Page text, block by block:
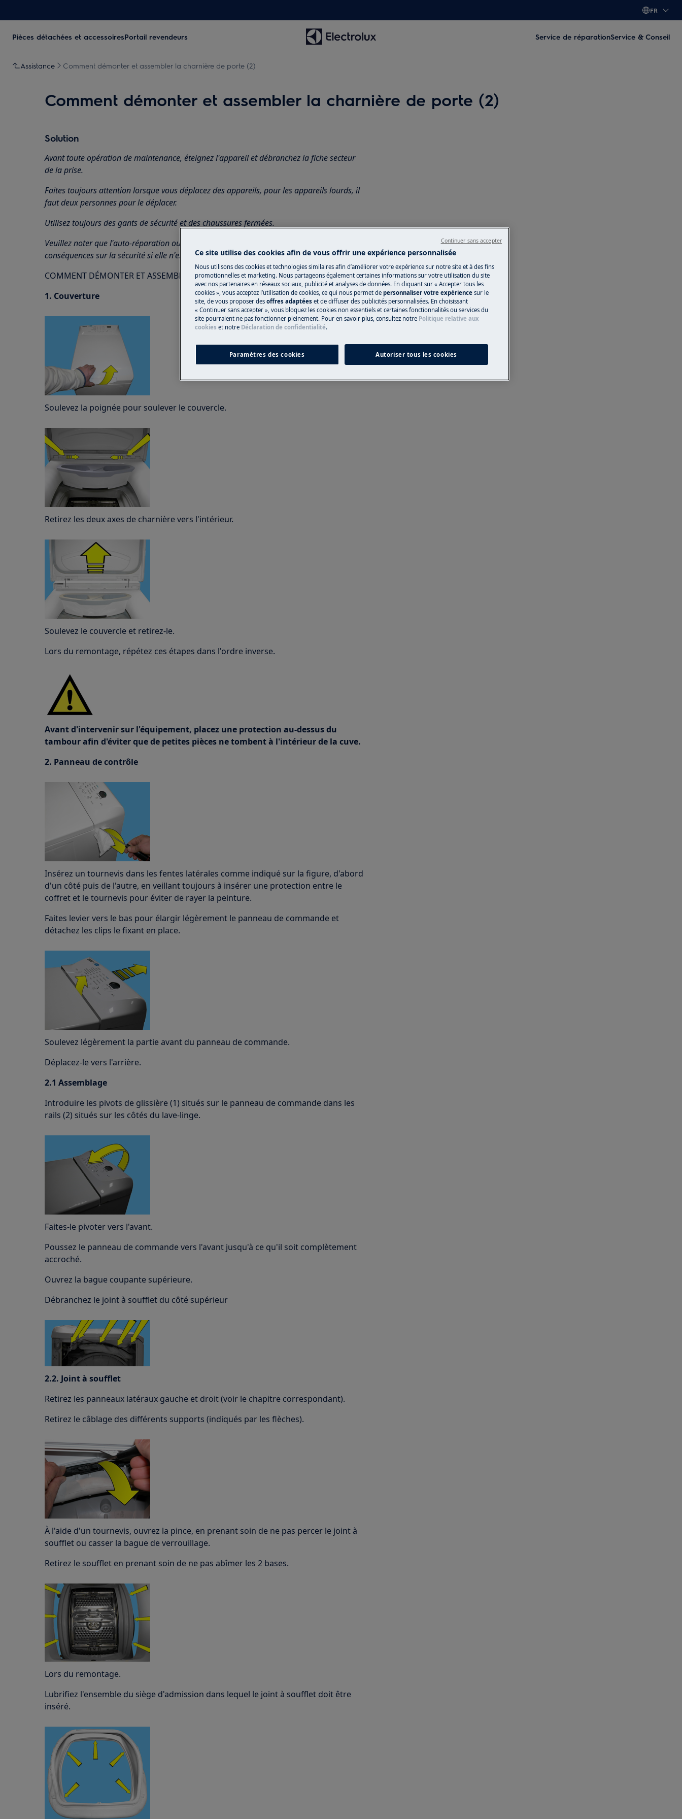
FR
Pièces détachées et accessoiresPortail revendeurs Service de réparationService & Conseil
Assistance Comment démonter et assembler la charnière de porte (2)
Comment démonter et assembler la charnière de porte (2)
Solution
Avant toute opération de maintenance, éteignez l'appareil et débranchez la fiche secteur
de laprise.
Faites toujours attention lorsque vous déplacez des appareils, pour les appareils lourds, il
faut deux personnes pour le déplacer.
Utilisez toujours des gants de sécurité et des chaussures fermées.
Veuillez noter que l'auto-réparation ou la réparation non professionnelle peut avoir des
conséquences sur la sécurité si elle n'est pas effectuée correctement
COMMENT DÉMONTER ET ASSEMBLER LA CHARNIÈRE DE PORTE
1. Couverture
Soulevez la poignée pour soulever le couvercle.
Retirez les deux axes de charnière vers l'intérieur.
Soulevez le couvercle et retirez-le.
Lors du remontage, répétez ces étapes dans l'ordre inverse.
Avant d'intervenir sur l'équipement, placez une protection au-dessus du
tambour afin d'éviter que de petites pièces ne tombent à l'intérieur de la cuve.
2. Panneau de contrôle
Insérez un tournevis dans les fentes latérales comme indiqué sur la figure, d'abord
d'un côté puis de l'autre, en veillant toujours à insérer une protection entre le
coffret et le tournevis pour éviter de rayer la peinture.
Faites levier vers le bas pour élargir légèrement le panneau de commande et
détachez les clips le fixant en place.
Soulevez légèrement la partie avant du panneau de commande.
Déplacez-le vers l'arrière.
2.1 Assemblage
Introduire les pivots de glissière (1) situés sur le panneau de commande dans les
rails (2) situés sur les côtés du lave-linge.
Faites-le pivoter vers l'avant.
Poussez le panneau de commande vers l'avant jusqu'à ce qu'il soit complètement
accroché.
Ouvrez la bague coupante supérieure.
Débranchez le joint à soufflet du côté supérieur
2.2. Joint à soufflet
Retirez les panneaux latéraux gauche et droit (voir le chapitre correspondant).
Retirez le câblage des différents supports (indiqués par les flèches).
À l'aide d'un tournevis, ouvrez la pince, en prenant soin de ne pas percer le joint à
soufflet ou casser la bague de verrouillage.
Retirez le soufflet en prenant soin de ne pas abîmer les 2 bases.
Lors du remontage.
Lubrifiez l'ensemble du siège d'admission dans lequel le joint à soufflet doit être
inséré.
Ce site utilise des cookies afin de vous offrir une expérience personnalisée
Nous utilisons des cookies et technologies similaires afin d’améliorer votre expérience sur notre site et à des fins
promotionnelles et marketing. Nous partageons également certaines informations sur votre utilisation du site
avec nos partenaires en réseaux sociaux, publicité et analyses de données. En cliquant sur « Accepter tous les
cookies », vous acceptez l’utilisation de cookies, ce qui nous permet de personnaliser votre expérience sur le
site, de vous proposer des offres adaptées et de diffuser des publicités personnalisées. En choisissant
« Continuer sans accepter », vous bloquez les cookies non essentiels et certaines fonctionnalités ou services du
site pourraient ne pas fonctionner pleinement. Pour en savoir plus, consultez notre Politique relative aux
cookies et notre Déclaration de confidentialité.
Paramètres des cookies Autoriser tous les cookies
Continuer sans accepter